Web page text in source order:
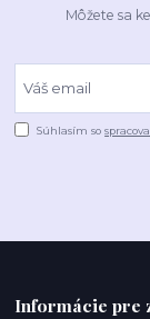
Môžete sa
Súhlasím so
Informácie pre